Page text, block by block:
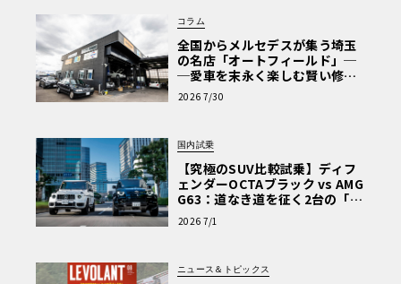
コラム
全国からメルセデスが集う埼玉
の名店「オートフィールド」─
─愛車を末永く楽しむ賢い修理
術と、プロがフックス製オイル
を選ぶ理由〈PR〉
2026 7/30
国内試乗
【究極のSUV比較試乗】ディフ
ェンダーOCTAブラック vs AMG
G63：道なき道を征く2台の「対
極的アプローチ」
2026 7/1
ニュース＆トピックス